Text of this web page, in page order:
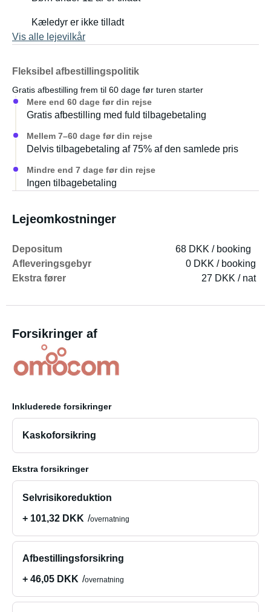
Kæledyr er ikke tilladt
Vis alle lejevilkår
Fleksibel afbestillingspolitik
Gratis afbestilling frem til 60 dage før turen starter
Mere end 60 dage før din rejse
Gratis afbestilling med fuld tilbagebetaling
Mellem 7–60 dage før din rejse
Delvis tilbagebetaling af 75% af den samlede pris
Mindre end 7 dage før din rejse
Ingen tilbagebetaling
Lejeomkostninger
Depositum
68 DKK / booking
Afleveringsgebyr
0 DKK / booking
Ekstra fører
27 DKK / nat
Forsikringer af
Inkluderede forsikringer
Kaskoforsikring
Ekstra forsikringer
Selvrisikoreduktion
+ 101,32 DKK
overnatning
Afbestillingsforsikring
+ 46,05 DKK
overnatning